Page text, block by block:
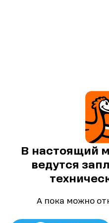
В настоящий
ведутся
А пока можно